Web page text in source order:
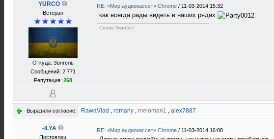
YURCO
Ветеран
Откуда: Звягель
Сообщений: 2 771
Репутация: 268
RE: «Мир аудиокассет» Chrome / 11-03-2014 15:32
как всегда рады видеть в наших рядах
Слава Україні !
Выразили согласие: RawaVlad , romany , meloman1 , alex7887
-ILYA
Постоялец
RE: «Мир аудиокассет» Chrome / 11-03-2014 16:08